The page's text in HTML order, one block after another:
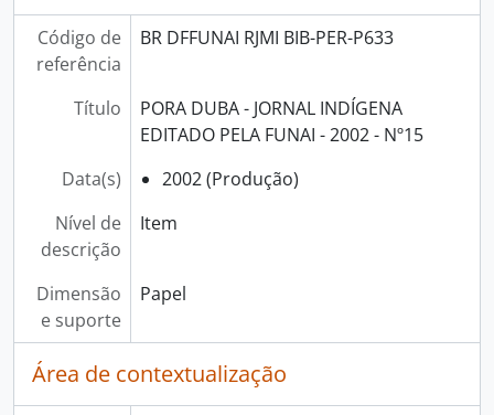
Código de
referência
BR DFFUNAI RJMI BIB-PER-P633
Título
PORA DUBA - JORNAL INDÍGENA
EDITADO PELA FUNAI - 2002 - Nº15
Data(s)
2002 (Produção)
Nível de
descrição
Item
Dimensão
e suporte
Papel
Área de contextualização